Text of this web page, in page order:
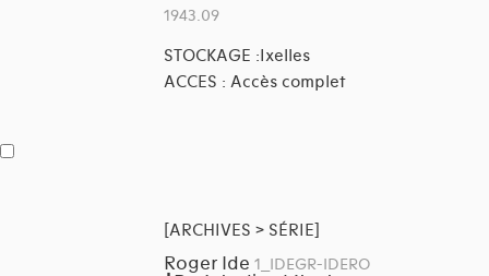
1943.09
STOCKAGE :Ixelles
ACCES : Accès complet
[ARCHIVES > SÉRIE]
Roger Ide 1_IDEGR-IDERO